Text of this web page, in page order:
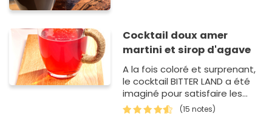
Cocktail doux amer
martini et sirop d'agave
A la fois coloré et surprenant,
le cocktail BITTER LAND a été
imaginé pour satisfaire les
adeptes du juste équilibre.
(15 notes)